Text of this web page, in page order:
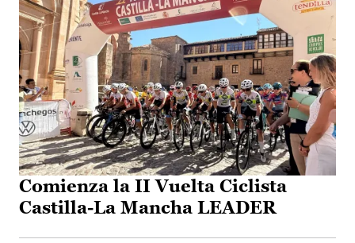
Comienza la II Vuelta Ciclista
Castilla-La Mancha LEADER